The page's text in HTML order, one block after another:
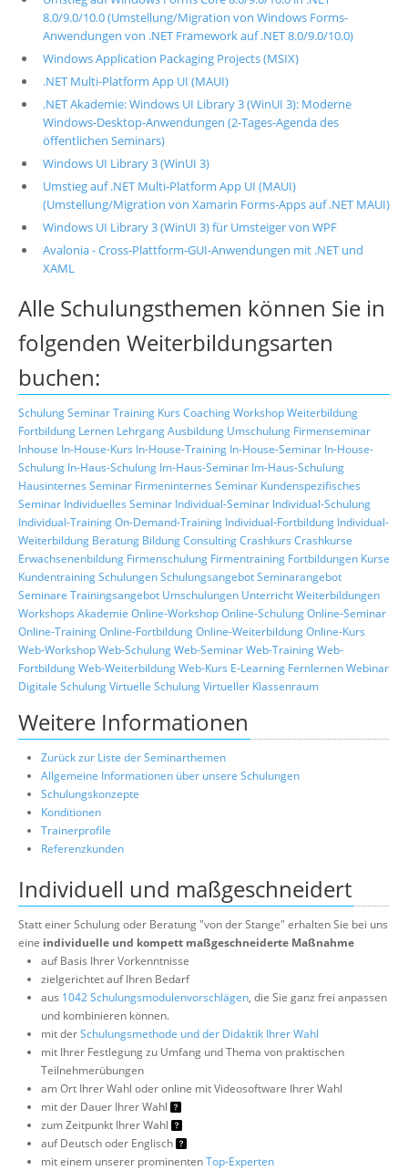
8.0/9.0/10.0 (Umstellung/Migration von Windows Forms-
Anwendungen von .NET Framework auf .NET 8.0/9.0/10.0)
Windows Application Packaging Projects (MSIX)
.NET Multi-Platform App UI (MAUI)
.NET Akademie: Windows UI Library 3 (WinUI 3): Moderne
Windows-Desktop-Anwendungen (2-Tages-Agenda des
öffentlichen Seminars)
Windows UI Library 3 (WinUI 3)
Umstieg auf .NET Multi-Platform App UI (MAUI)
(Umstellung/Migration von Xamarin Forms-Apps auf .NET MAUI)
Windows UI Library 3 (WinUI 3) für Umsteiger von WPF
Avalonia - Cross-Plattform-GUI-Anwendungen mit .NET und
XAML
Alle Schulungsthemen können Sie in
folgenden Weiterbildungsarten
buchen:
SchulungSeminarTraining Kurs CoachingWorkshopWeiterbildung
Fortbildung Lernen LehrgangAusbildung Umschulung Firmenseminar
Inhouse In-House-Kurs In-House-Training In-House-Seminar In-House-
Schulung In-Haus-Schulung Im-Haus-Seminar Im-Haus-Schulung
Hausinternes Seminar Firmeninternes Seminar Kundenspezifisches
Seminar Individuelles Seminar Individual-Seminar Individual-Schulung
Individual-TrainingOn-Demand-Training Individual-Fortbildung Individual-
Weiterbildung Beratung BildungConsultingCrashkurs Crashkurse
Erwachsenenbildung Firmenschulung Firmentraining Fortbildungen Kurse
KundentrainingSchulungenSchulungsangebotSeminarangebot
Seminare Trainingsangebot Umschulungen UnterrichtWeiterbildungen
Workshops Akademie Online-WorkshopOnline-SchulungOnline-Seminar
Online-TrainingOnline-FortbildungOnline-WeiterbildungOnline-Kurs
Web-WorkshopWeb-SchulungWeb-SeminarWeb-TrainingWeb-
FortbildungWeb-WeiterbildungWeb-Kurs E-Learning FernlernenWebinar
Digitale SchulungVirtuelle SchulungVirtueller Klassenraum
Weitere Informationen
Zurück zur Liste der Seminarthemen
Allgemeine Informationen über unsere Schulungen
Schulungskonzepte
Konditionen
Trainerprofile
Referenzkunden
Individuell und maßgeschneidert
Statt einer Schulung oder Beratung "von der Stange" erhalten Sie bei uns
eine individuelle und kompett maßgeschneiderte Maßnahme
auf Basis Ihrer Vorkenntnisse
zielgerichtet auf Ihren Bedarf
aus 1042 Schulungsmodulenvorschlägen, die Sie ganz frei anpassen
und kombinieren können.
mit derSchulungsmethode und der Didaktik Ihrer Wahl
mit Ihrer Festlegung zu Umfang und Thema von praktischen
Teilnehmerübungen
am Ort Ihrer Wahl oder online mit Videosoftware Ihrer Wahl
mit der Dauer Ihrer Wahl
zum Zeitpunkt Ihrer Wahl
auf Deutsch oder Englisch
mit einem unserer prominentenTop-Experten